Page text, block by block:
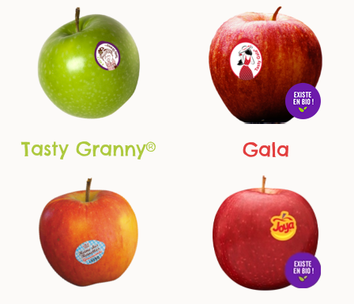
Tasty Granny® Gala